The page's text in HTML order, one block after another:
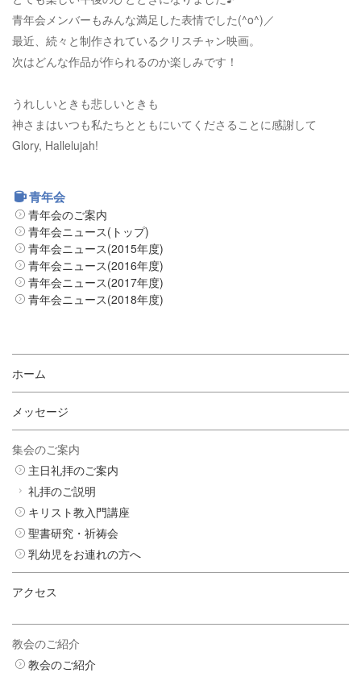
青年会メンバーもみんな満足した表情でした(^o^)／
最近、続々と制作されているクリスチャン映画。
次はどんな作品が作られるのか楽しみです！
うれしいときも悲しいときも
神さまはいつも私たちとともにいてくださることに感謝して
Glory, Hallelujah!
青年会
青年会のご案内
青年会ニュース(トップ)
青年会ニュース(2015年度)
青年会ニュース(2016年度)
青年会ニュース(2017年度)
青年会ニュース(2018年度)
ホーム
メッセージ
集会のご案内
主日礼拝のご案内
礼拝のご説明
キリスト教入門講座
聖書研究・祈祷会
乳幼児をお連れの方へ
アクセス
教会のご紹介
教会のご紹介